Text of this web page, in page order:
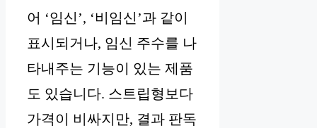
어 ‘임신’, ‘비임신’과 같이
표시되거나, 임신 주수를 나
타내주는 기능이 있는 제품
도 있습니다. 스트립형보다
가격이 비싸지만, 결과 판독